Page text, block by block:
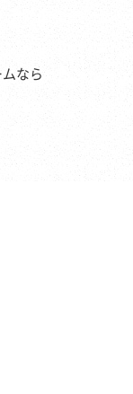
なら